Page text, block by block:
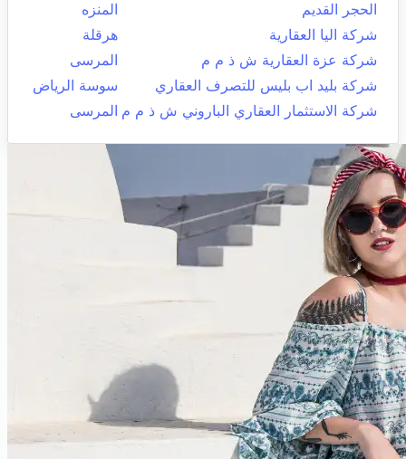
الحجر القديم
المنزه
شركة اليا العقارية
هرقلة
شركة عزة العقارية ش ذ م م
المرسى
شركة بليد اب بليس للتصرف العقاري
سوسة الرياض
شركة الاستثمار العقاري الباروني ش ذ م م المرسى